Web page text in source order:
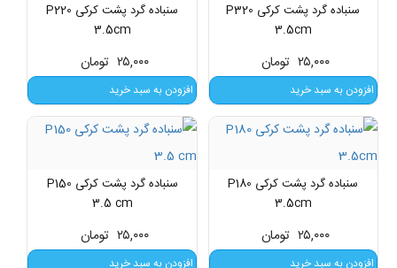
سنباده گرد پشت کرکی P320
3.5cm
تومان ۲۵,۰۰۰
افزودن به سبد خرید
سنباده گرد پشت کرکی P220
3.5cm
تومان ۲۵,۰۰۰
افزودن به سبد خرید
سنباده گرد پشت کرکی P180
3.5cm
تومان ۲۵,۰۰۰
افزودن به سبد خرید
سنباده گرد پشت کرکی P150
3.5 cm
تومان ۲۵,۰۰۰
افزودن به سبد خرید